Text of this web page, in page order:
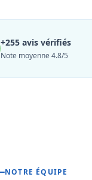
+255 avis vérifiés
Note moyenne 4.8/5
NOTRE ÉQUIPE